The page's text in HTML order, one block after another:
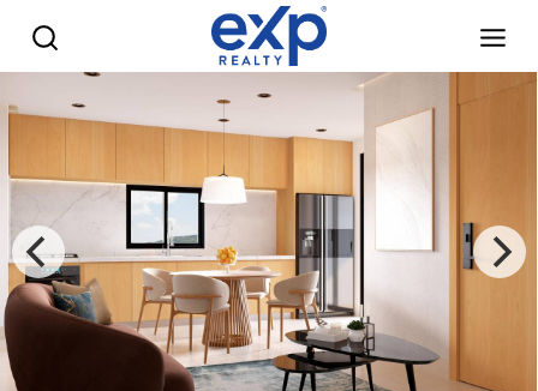
Vive bonito. Vive Dominicus. - eXp Realty República